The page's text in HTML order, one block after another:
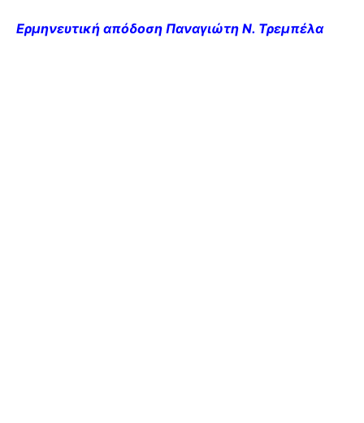
Ερμηνευτική απόδοση Παναγιώτη Ν. Τρεμπέλα